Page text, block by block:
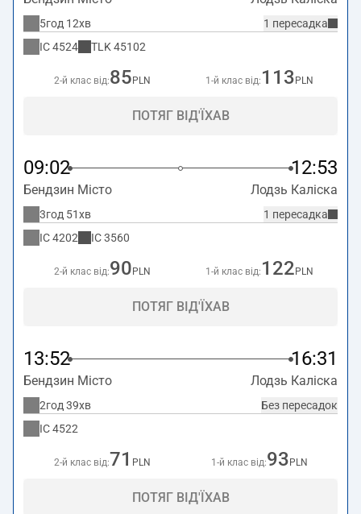
1 пересадка
5год 12хв
IC4524 TLK 45102
2-й клас від:85 PLN 1-й клас від: 113 PLN
ПОТЯГ ВІД'ЇХАВ
09:02 12:53
Бендзин Місто Лодзь Каліска
1 пересадка
3год 51хв
IC4202 IC3560
2-й клас від:90 PLN 1-й клас від: 122 PLN
ПОТЯГ ВІД'ЇХАВ
13:52 16:31
Бендзин Місто Лодзь Каліска
Без пересадок
2год 39хв
IC4522
2-й клас від:71 PLN 1-й клас від:93 PLN
ПОТЯГ ВІД'ЇХАВ